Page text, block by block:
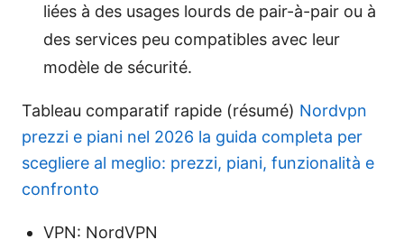
liées à des usages lourds de pair-à-pair ou à
des services peu compatibles avec leur
modèle de sécurité.
Tableau comparatif rapide (résumé) Nordvpn
prezzi e piani nel 2026 la guida completa per
scegliere al meglio: prezzi, piani, funzionalità e
confronto
VPN: NordVPN